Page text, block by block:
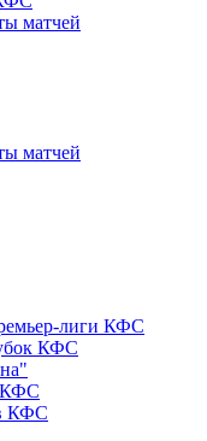
матчей
матчей
лиги КФС
КФС
КФС
КФС